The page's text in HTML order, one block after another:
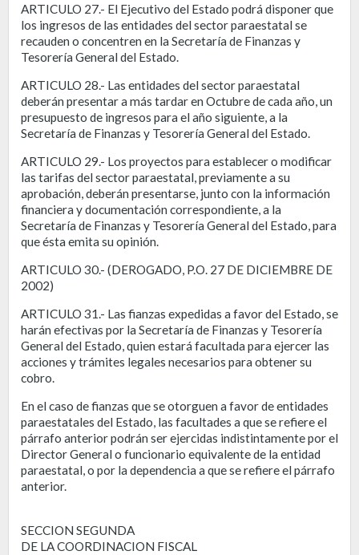
ARTICULO 27.- El Ejecutivo del Estado podrá disponer que
los ingresos de las entidades del sector paraestatal se
recauden o concentren en la Secretaría de Finanzas y
Tesorería General del Estado.
ARTICULO 28.- Las entidades del sector paraestatal
deberán presentar a más tardar en Octubre de cada año, un
presupuesto de ingresos para el año siguiente, a la
Secretaría de Finanzas y Tesorería General del Estado.
ARTICULO 29.- Los proyectos para establecer o modificar
las tarifas del sector paraestatal, previamente a su
aprobación, deberán presentarse, junto con la información
financiera y documentación correspondiente, a la
Secretaría de Finanzas y Tesorería General del Estado, para
que ésta emita su opinión.
ARTICULO 30.- (DEROGADO, P.O. 27 DE DICIEMBRE DE
2002)
ARTICULO 31.- Las fianzas expedidas a favor del Estado, se
harán efectivas por la Secretaría de Finanzas y Tesorería
General del Estado, quien estará facultada para ejercer las
acciones y trámites legales necesarios para obtener su
cobro.
En el caso de fianzas que se otorguen a favor de entidades
paraestatales del Estado, las facultades a que se refiere el
párrafo anterior podrán ser ejercidas indistintamente por el
Director General o funcionario equivalente de la entidad
paraestatal, o por la dependencia a que se refiere el párrafo
anterior.
SECCION SEGUNDA
DE LA COORDINACION FISCAL